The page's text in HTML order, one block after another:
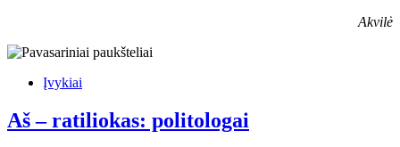
Akvilė
Įvykiai
Aš – ratiliokas: politologai